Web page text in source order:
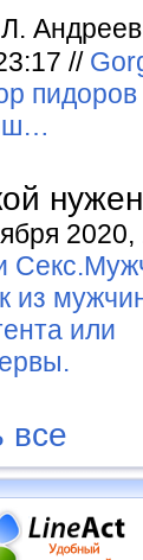
Л.
//
2020,
из
или
все